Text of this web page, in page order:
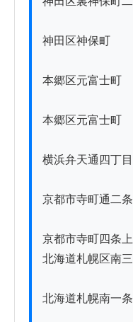
神田区神保町　
本郷区元富士町
本郷区元富士町
横浜弁天通四丁
京都市寺町通二
京都市寺町四条
北海道札幌区南
北海道札幌南一